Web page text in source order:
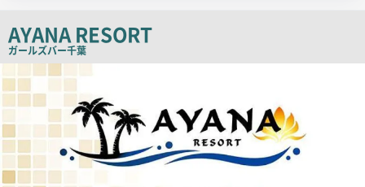
コ
ピ
ー
AYANA RESORT
ガールズバー千葉
舗
PR
画